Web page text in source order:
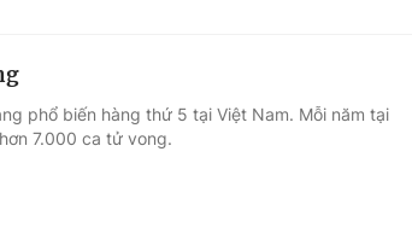
phổ biến hàng thứ 5 tại Việt Nam. Mỗi năm tại
7.000 ca tử vong.